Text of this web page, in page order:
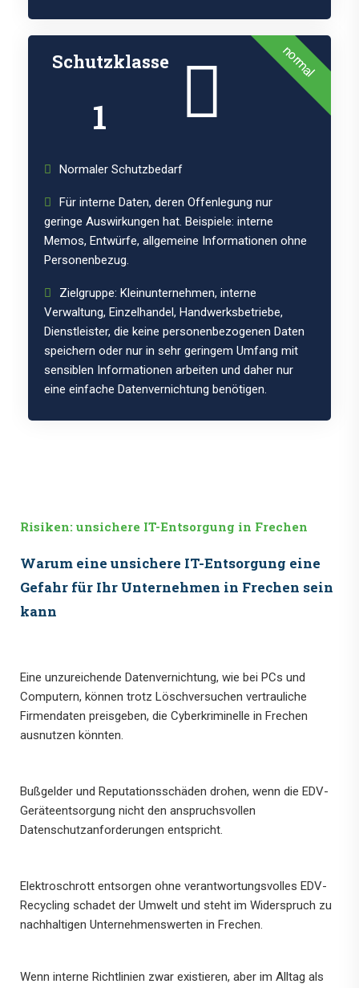
normal
Schutzklasse
1
Normaler Schutzbedarf
Für interne Daten, deren Offenlegung nur
geringe Auswirkungen hat. Beispiele: interne
Memos, Entwürfe, allgemeine Informationen ohne
Personenbezug.
Zielgruppe: Kleinunternehmen, interne
Verwaltung, Einzelhandel, Handwerksbetriebe,
Dienstleister, die keine personenbezogenen Daten
speichern oder nur in sehr geringem Umfang mit
sensiblen Informationen arbeiten und daher nur
eine einfache Datenvernichtung benötigen.
Risiken: unsichere IT-Entsorgung in Frechen
Warum eine unsichere IT-Entsorgung eine
Gefahr für Ihr Unternehmen in Frechen sein
kann
Eine unzureichende Datenvernichtung, wie bei PCs und
Computern, können trotz Löschversuchen vertrauliche
Firmendaten preisgeben, die Cyberkriminelle in Frechen
ausnutzen könnten.
Bußgelder und Reputationsschäden drohen, wenn die EDV-
Geräteentsorgung nicht den anspruchsvollen
Datenschutzanforderungen entspricht.
Elektroschrott entsorgen ohne verantwortungsvolles EDV-
Recycling schadet der Umwelt und steht im Widerspruch zu
nachhaltigen Unternehmenswerten in Frechen.
Wenn interne Richtlinien zwar existieren, aber im Alltag als